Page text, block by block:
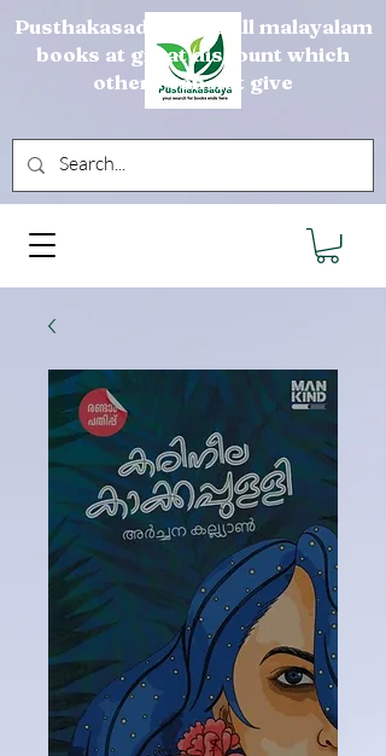
Pusthakasadya sells all malayalam
books at great discount which
others can not give